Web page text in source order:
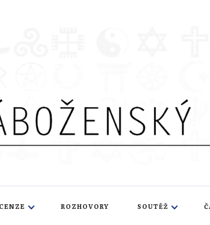
ROZHOVORY SOUTĚŽ